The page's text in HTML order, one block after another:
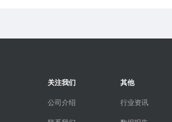
关注我们
公司介绍
其他
行业资讯